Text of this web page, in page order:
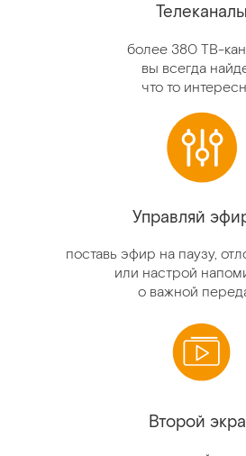
Телеканалы
более 380 ТВ-
вы всегда
что то
Управляй
поставь эфир на паузу,
или настрой
о важной
Второй